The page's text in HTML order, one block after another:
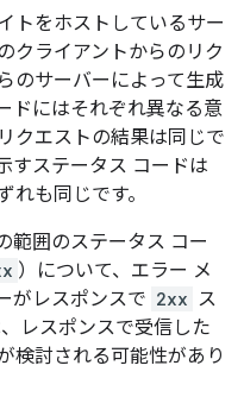
トをホストしているサー
クライアントからのリク
のサーバーによって生成
ドにはそれぞれ異なる意
クエストの結果は同じで
すステータス コードは
も同じです。
範囲のステータス コー
）について、エラー メ
がレスポンスで 2xx ス
レスポンスで受信した
検討される可能性があり